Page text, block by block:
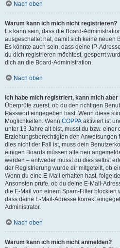
Nach oben
Warum kann ich mich nicht registrieren?
Es kann sein, dass die Board-
ausgeschaltet hat, damit sich keine neuen
Es könnte auch sein, dass deine IP-
du dich registrieren möchtest, gesperrt
dich an die Board-Administration.
Nach oben
Ich habe mich registriert, kann mich aber
Überprüfe zuerst, ob du den richtigen
Passwort eingegeben hast. Wenn diese
Möglichkeiten. Wenn COPPA aktiviert ist
unter 13 Jahre alt bist, musst du bzw.
Erziehungsberechtigten den Anweisungen
dies nicht der Fall ist, muss dein
einigen Boards müssen alle neu
werden – entweder musst du dies selbst
der Registrierung wurde dir mitgeteilt, ob
Wenn du eine E-Mail erhalten hast, folge
Ansonsten prüfe, ob du deine E-Mail-
die E-Mail von einem Spam-Filter blockiert
dass deine E-Mail-Adresse korrekt
Administrator.
Nach oben
Warum kann ich mich nicht anmelden?